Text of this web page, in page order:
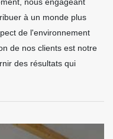
à un monde plus
de l'environnement
de nos clients est notre
des résultats qui